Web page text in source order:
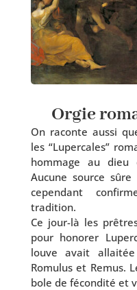
Orgie
On raconte aus­si
les “Lupercales”
hom­mage au dieu
Aucune source
cepen­dant
tradition.
Ce jour-là les
pour hono­rer
louve avait
Romulus et Remus.
bole de fécon­di­té et